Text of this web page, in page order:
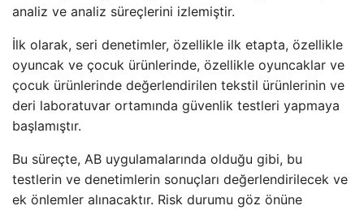
analiz ve analiz süreçlerini izlemiştir.
İlk olarak, seri denetimler, özellikle ilk etapta, özellikle
oyuncak ve çocuk ürünlerinde, özellikle oyuncaklar ve
çocuk ürünlerinde değerlendirilen tekstil ürünlerinin ve
deri laboratuvar ortamında güvenlik testleri yapmaya
başlamıştır.
Bu süreçte, AB uygulamalarında olduğu gibi, bu
testlerin ve denetimlerin sonuçları değerlendirilecek ve
ek önlemler alınacaktır. Risk durumu göz önüne